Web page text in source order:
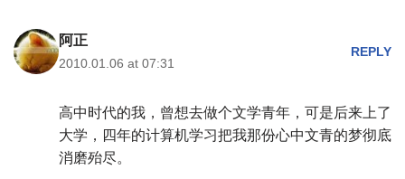
阿正
2010.01.06 at 07:31
REPLY
高中时代的我，曾想去做个文学青年，可是后来上了
大学，四年的计算机学习把我那份心中文青的梦彻底
消磨殆尽。